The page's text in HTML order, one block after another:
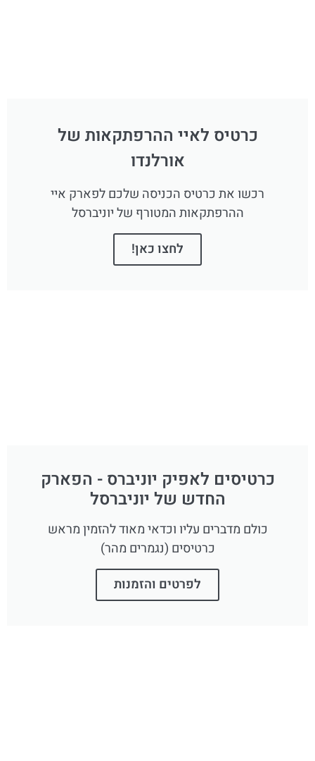
כרטיס לאיי ההרפתקאות של
אורלנדו
רכשו את כרטיס הכניסה שלכם לפארק איי
ההרפתקאות המטורף של יוניברסל
לחצו כאן!
כרטיסים לאפיק יוניברס - הפארק
החדש של יוניברסל
כולם מדברים עליו וכדאי מאוד להזמין מראש
כרטיסים (נגמרים מהר)
לפרטים והזמנות